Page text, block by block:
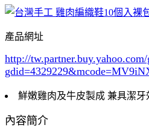
產品網址
http://
gdid=4329229
鮮嫩雞肉及牛皮製成 兼具潔牙
內容簡介